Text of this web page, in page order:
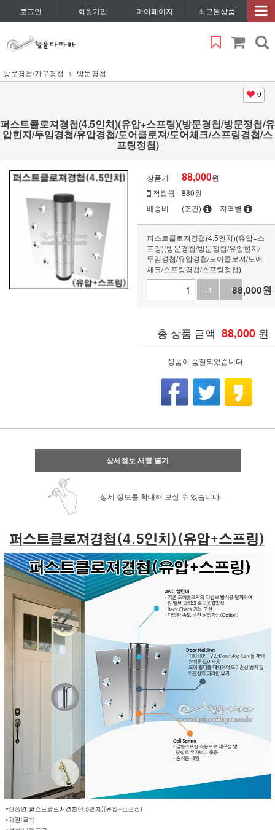
로그인 회원가입 마이페이지 최근본상품
방문경첩/가구경첩 방문경첩
0
퍼스트클로져경첩(4.5인치)(유압+스프링)(방문경첩/방문정첩/유
압힌지/두임경첩/유압경첩/도어클로져/도어체크/스프링경첩/스
프링정첩)
상품가 88,000원
적립금
880원
배송비
(조건) 지역별
퍼스트클로져경첩(4.5인치)(유압+스
프링)(방문경첩/방문정첩/유압힌지/
두임경첩/유압경첩/도어클로져/도어
체크/스프링경첩/스프링정첩)
+1
-188,000원
총 상품 금액 88,000 원
상품이 품절되었습니다.
상세정보 새창 열기
상세 정보를 확대해 보실 수 있습니다.